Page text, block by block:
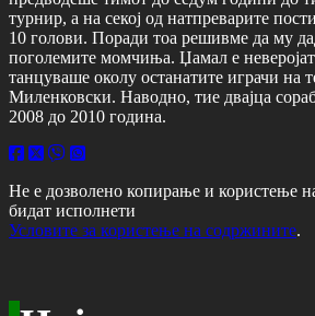
турнир, а на секој од натпреварите
10 голови. Поради тоа решивме да му
поголемите момчиња. Џамал е
танцуваше околу останатите играчи на
Миленковски. Наводно, тие двајца
2008 до 2010 година.
Не е дозволено копирање и користење
бидат исполнети
Условите за користење на содржините.